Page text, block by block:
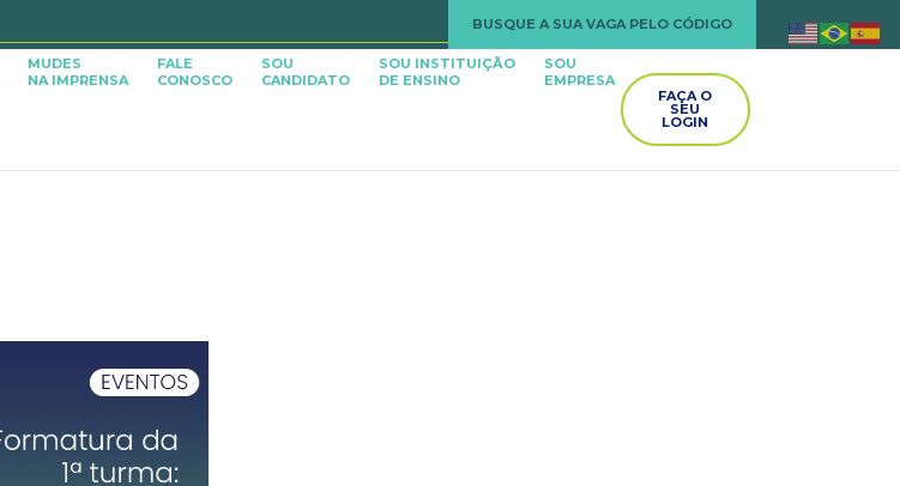
BUSQUE A SUA VAGA PELO CÓDIGO
MUDES
NA IMPRENSA
FALE
CONOSCO
SOU
CANDIDATO
SOU INSTITUIÇÃO
DE ENSINO
SOU
EMPRESA
FAÇA O
SEU
LOGIN